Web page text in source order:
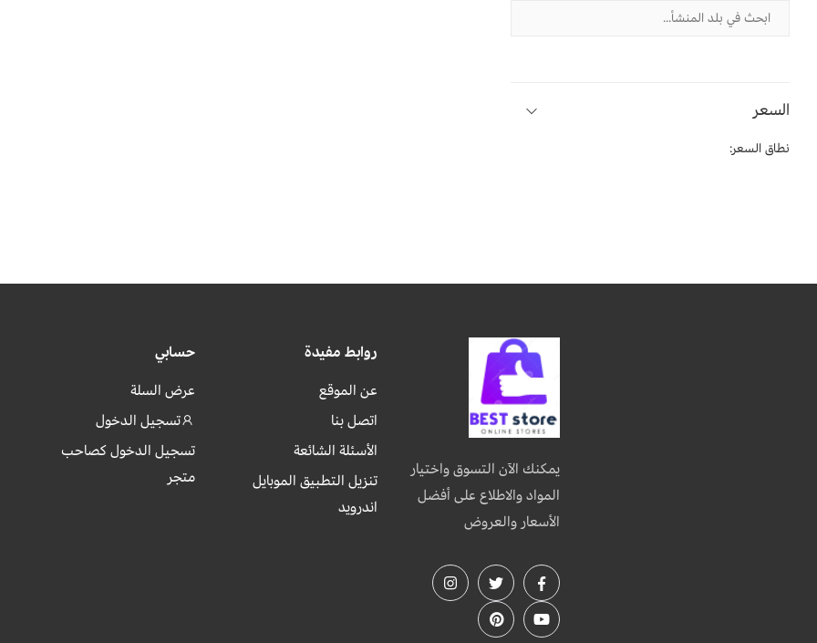
السعر
نطاق السعر:
يمكنك الآن التسوق واختيار
المواد والاطلاع على أفضل
الأسعار والعروض
روابط مفيدة
عن الموقع
اتصل بنا
الأسئلة الشائعة
تنزيل التطبيق الموبايل
اندرويد
حسابي
عرض السلة
تسجيل الدخول
تسجيل الدخول كصاحب
متجر